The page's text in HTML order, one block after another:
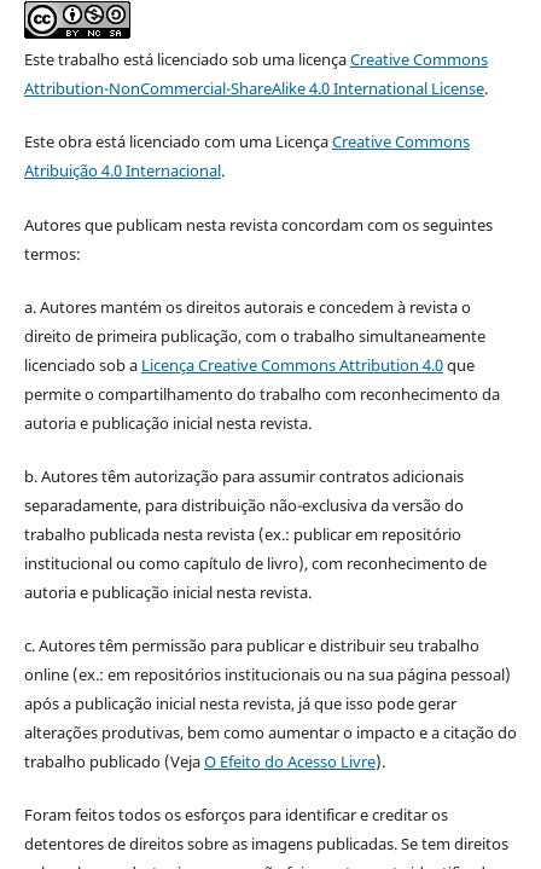
Este trabalho está licenciado sob uma licençaCreative Commons
Attribution-NonCommercial-ShareAlike 4.0 International License.
Este obra está licenciado com uma LicençaCreative Commons
Atribuição 4.0 Internacional.
Autores que publicam nesta revista concordam com os seguintes
termos:
a. Autores mantém os direitos autorais e concedem à revista o
direito de primeira publicação, com o trabalho simultaneamente
licenciado sob a Licença Creative Commons Attribution 4.0que
permite o compartilhamento do trabalho com reconhecimento da
autoria e publicação inicial nesta revista.
b. Autores têm autorização para assumir contratos adicionais
separadamente, para distribuição não-exclusiva da versão do
trabalho publicada nesta revista (ex.: publicar em repositório
institucional ou como capítulo de livro), com reconhecimento de
autoria e publicação inicial nesta revista.
c. Autores têm permissão para publicar e distribuir seu trabalho
online (ex.: em repositórios institucionais ou na sua página pessoal)
após a publicação inicial nesta revista, já que isso pode gerar
alterações produtivas, bem como aumentar o impacto e a citação do
trabalho publicado (VejaO Efeito do Acesso Livre).
Foram feitos todos os esforços para identificar e creditar os
detentores de direitos sobre as imagens publicadas. Se tem direitos